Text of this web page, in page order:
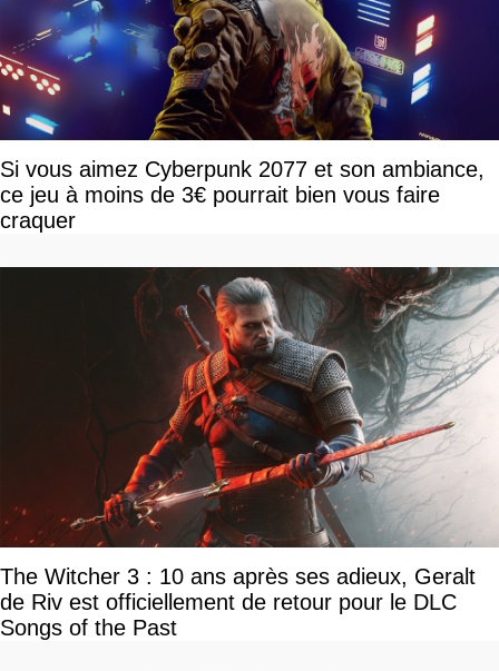
Si vous aimez Cyberpunk 2077 et son ambiance,
ce jeu à moins de 3€ pourrait bien vous faire
craquer
The Witcher 3 : 10 ans après ses adieux, Geralt
de Riv est officiellement de retour pour le DLC
Songs of the Past